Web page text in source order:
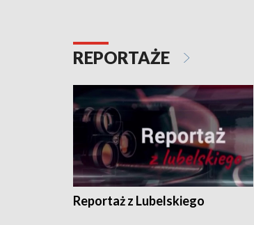
REPORTAŻE
Reportaż z Lubelskiego